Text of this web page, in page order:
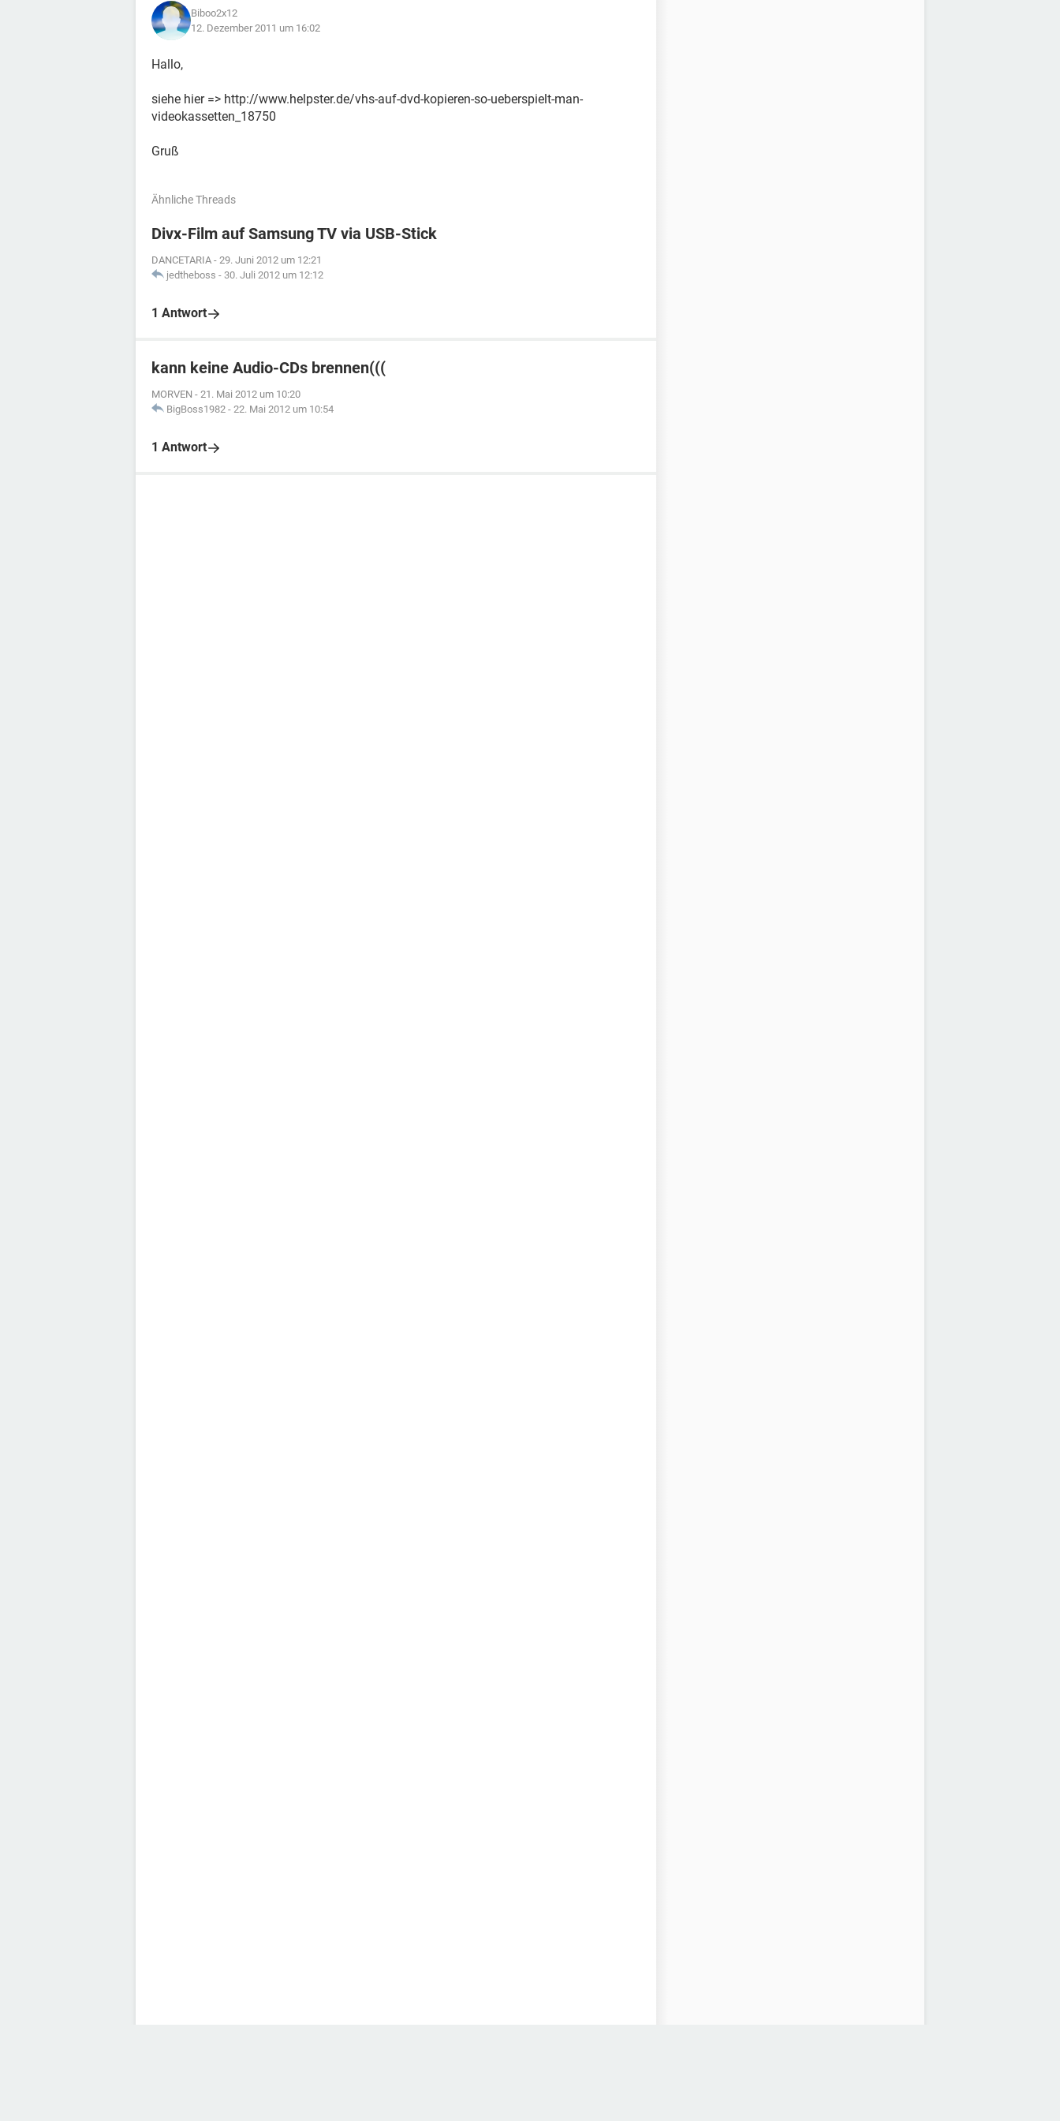
Biboo2x12
12. Dezember 2011 um 16:02
Hallo,
siehe hier => http://www.helpster.de/vhs-auf-dvd-kopieren-so-ueberspielt-man-
videokassetten_18750
Gruß
Ähnliche Threads
Divx-Film auf Samsung TV via USB-Stick
DANCETARIA - 29. Juni 2012 um 12:21
jedtheboss - 30. Juli 2012 um 12:12
1 Antwort
kann keine Audio-CDs brennen(((
MORVEN - 21. Mai 2012 um 10:20
BigBoss1982 - 22. Mai 2012 um 10:54
1 Antwort